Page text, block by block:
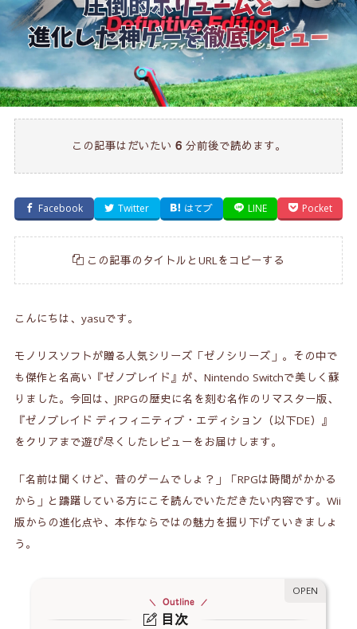
この記事はだいたい 6 分前後で読めます。
Facebook Twitter はてブ LINE Pocket
この記事のタイトルとURLをコピーする
こんにちは、yasuです。
モノリスソフトが贈る人気シリーズ「ゼノシリーズ」。その中で
も傑作と名高い『ゼノブレイド』が、Nintendo Switchで美しく蘇
りました。今回は、JRPGの歴史に名を刻む名作のリマスター版、
『ゼノブレイド ディフィニティブ・エディション（以下DE）』
をクリアまで遊び尽くしたレビューをお届けします。
「名前は聞くけど、昔のゲームでしょ？」「RPGは時間がかかる
から」と躊躇している方にこそ読んでいただきたい内容です。Wii
版からの進化点や、本作ならではの魅力を掘り下げていきましょ
う。
目次
Outline